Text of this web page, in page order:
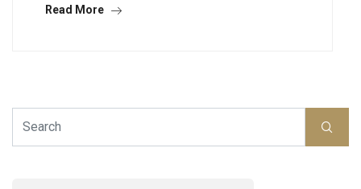
Read More